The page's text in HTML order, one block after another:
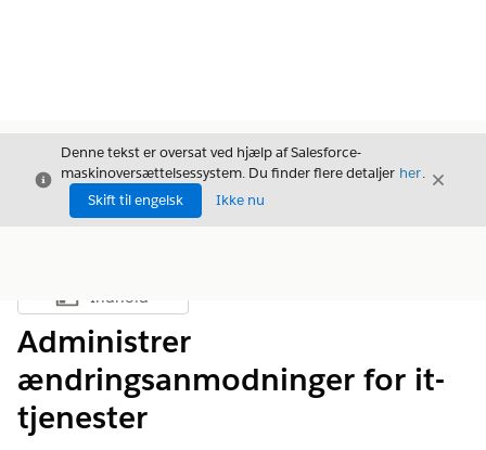
Luk
Denne tekst er oversat ved hjælp af Salesforce-
maskinoversættelsessystem. Du finder flere detaljer her.
Skift til engelsk
Ikke nu
Luk
Vis indholdsfortegnelse
Indhold
Administrer
ændringsanmodninger for it-
tjenester